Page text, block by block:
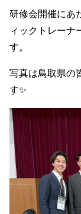
研修会開催にあ
ィックトレーナ
す。
写真は鳥取県の
す✨